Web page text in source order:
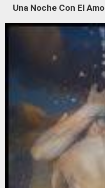
Una Noche Con El Amo